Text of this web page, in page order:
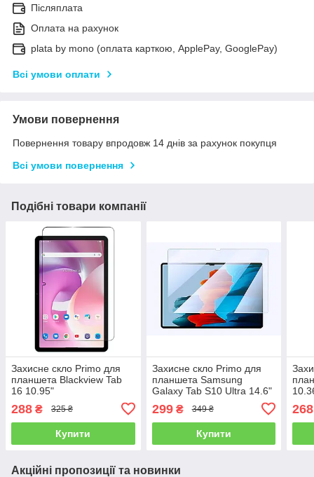
Післяплата
Оплата на рахунок
plata by mono (оплата карткою, ApplePay, GooglePay)
Всі умови оплати
Умови повернення
Повернення товару впродовж 14 днів за рахунок покупця
Всі умови повернення
Подібні товари компанії
Захисне скло Primo для
планшета Blackview Tab
16 10.95"
288 ₴ 325 ₴
Купити
Захисне скло Primo для
планшета Samsung
Galaxy Tab S10 Ultra 14.6"
299₴ 349 ₴
Купити
268
Акційні пропозиції та новинки